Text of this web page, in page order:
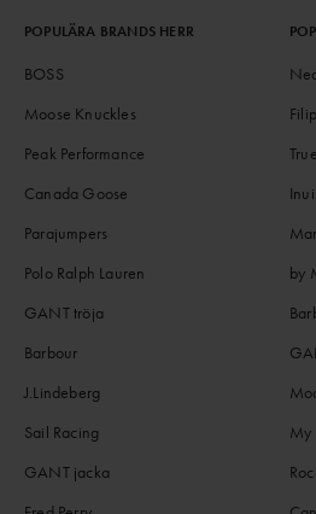
POPULÄRA BRANDS HERR
BOSS
Moose Knuckles
Peak Performance
Canada Goose
Parajumpers
Polo Ralph Lauren
GANT tröja
Barbour
J.Lindeberg
Sail Racing
GANT jacka
by
My